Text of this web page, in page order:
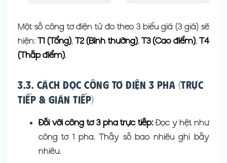
Một số công tơ điện tử đo theo 3 biểu giá (3 giá) sẽ
hiện:T1 (Tổng),T2 (Bình thường),T3 (Cao điểm),T4
(Thấp điểm).
3.3. Cách đọc công tơ điện 3 pha (Trực
tiếp & Gián tiếp)
Đối với công tơ 3 pha trực tiếp:Đọc y hệt như
công tơ 1 pha. Thấy số bao nhiêu ghi bấy
nhiêu.